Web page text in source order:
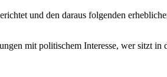
und den daraus folgenden
mit politischem Interesse, wer sitzt in